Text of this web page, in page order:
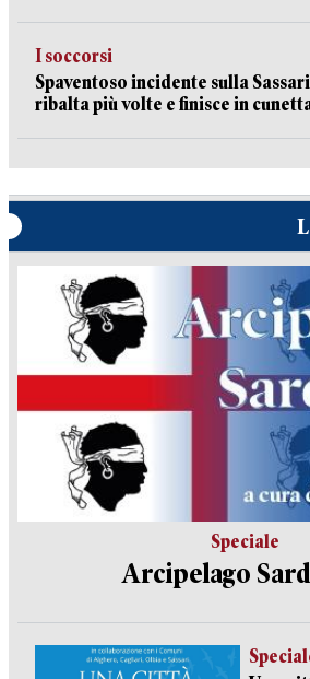
I soccorsi
Spaventoso incidente sulla
ribalta più volte e finisce in
Speciale
Arcipelago